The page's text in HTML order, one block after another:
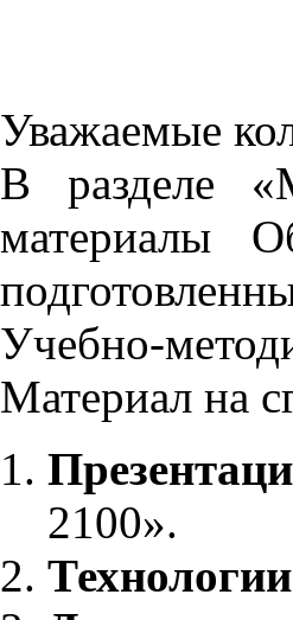
Уважаемые
В разделе
материалы
Учебно-
Материал на
2100».
Технологии